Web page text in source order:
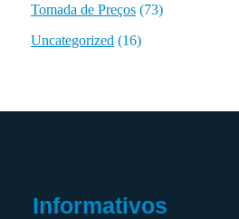
Tomada de Preços(73)
Uncategorized (16)
Informativos